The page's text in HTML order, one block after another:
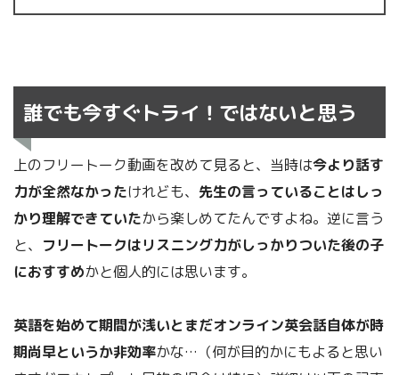
誰でも今すぐトライ！ではないと思う
上のフリートーク動画を改めて見ると、当時は今より話す
力が全然なかったけれども、 先生の言っていることはしっ
かり理解できていたから楽しめてたんですよね。逆に言う
と、 フリートークはリスニング力がしっかりついた後の子
におすすめかと個人的には思います。
英語を始めて期間が浅いとまだオンライン英会話自体が時
期尚早というか非効率かな…（何が目的かにもよると思い